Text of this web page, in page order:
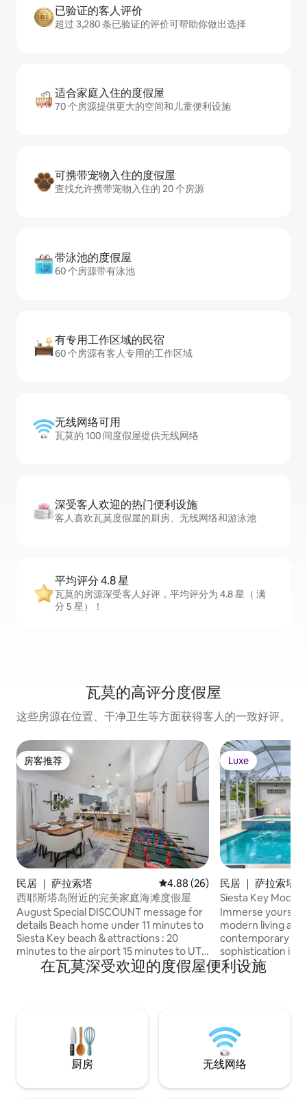
已验证的客人评价
超过 3,280 条已验证的评价可帮助你做出选择
适合家庭入住的度假屋
70 个房源提供更大的空间和儿童便利设施
可携带宠物入住的度假屋
查找允许携带宠物入住的 20 个房源
带泳池的度假屋
60 个房源带有泳池
有专用工作区域的民宿
60 个房源有客人专用的工作区域
无线网络可用
瓦莫的 100 间度假屋提供无线网络
深受客人欢迎的热门便利设施
客人喜欢瓦莫度假屋的厨房、无线网络和游泳池
平均评分 4.8 星
瓦莫的房源深受客人好评，平均评分为 4.8 星（ 满
分 5 星）！
瓦莫的高评分度假屋
这些房源在位置、干净卫生等方面获得客人的一致好评。
房客推荐
房客推荐
民居 ｜ 萨拉索塔 平均评分 4.88 分（满分 5 分）
4.88 (26)
西耶斯塔岛附近的完美家庭海滩度假屋
August Special DISCOUNT message for
details Beach home under 11 minutes to
Siesta Key beach & attractions : 20
minutes to the airport 15 minutes to UTC
Hammock Fire pit Foosball Backyard
patio seating Grill Cozy Decor Comfy
Escape to this beautiful home in quiet
South Sarasota The perfect blend of
comfort, location, and charm for your
Luxe
Luxe
民居 ｜ 萨拉索塔
Siesta Key
Heated Pool &
Immerse
modern living at
contemporary
sophistication in
families, couples,
this property is
Embrace the
adventures that
Discover more
在瓦莫深受欢迎的度假屋便利设施
厨房 无线网络